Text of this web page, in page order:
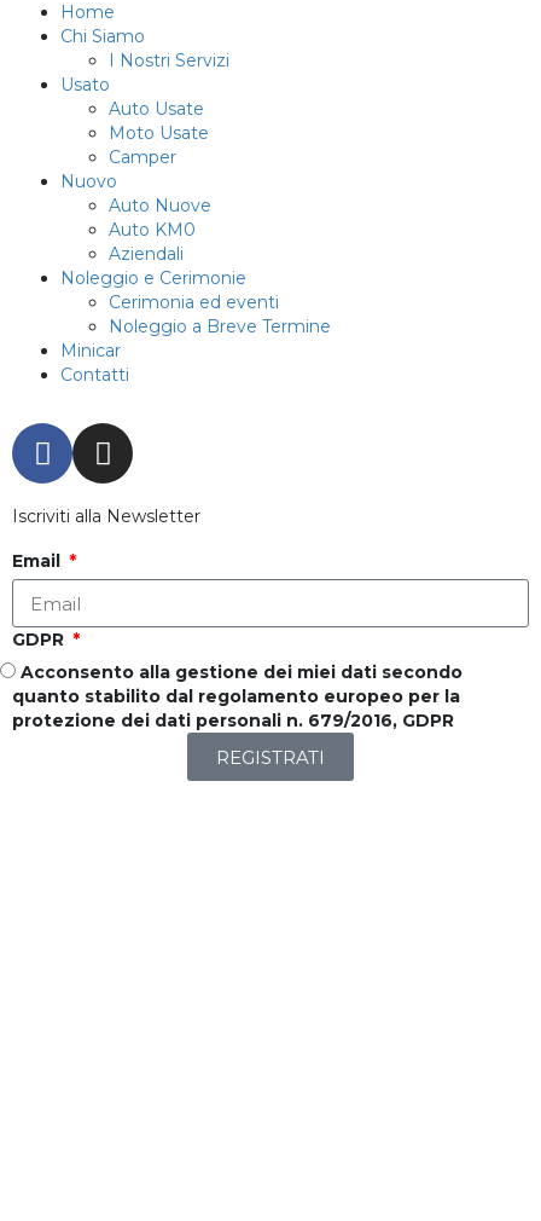
Home
Chi Siamo
I Nostri Servizi
Usato
Auto Usate
Moto Usate
Camper
Nuovo
Auto Nuove
Auto KM0
Aziendali
Noleggio e Cerimonie
Cerimonia ed eventi
Noleggio a Breve Termine
Minicar
Contatti
Iscriviti alla Newsletter
Email
GDPR
Acconsento alla gestione dei miei dati secondo
quanto stabilito dal regolamento europeo per la
protezione dei dati personali n. 679/2016, GDPR
REGISTRATI